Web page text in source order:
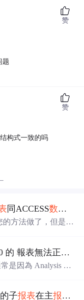
题
赞
构式一致的吗
赞
同ACCESS数据
方法做了，但是我
定义name 为
运行private void butt
TF255322 問題排除！TFS 2010 的 報表無法正常顯示,dsIteration
是因為 Analysis Ser
子报表在主报表